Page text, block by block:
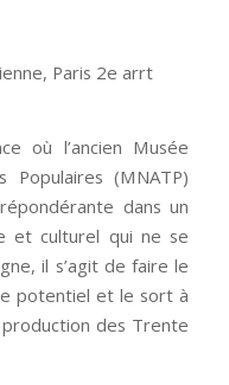
Paris 2e arrt
où l’ancien Musée
(MNATP)
dans un
et culturel qui ne se
il s’agit de faire le
potentiel et le sort à
des Trente